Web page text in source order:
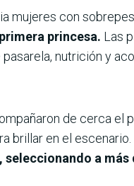
mujeres con
princesa. Las
nutrición y
de cerca el
brillar en el escenario.
a más